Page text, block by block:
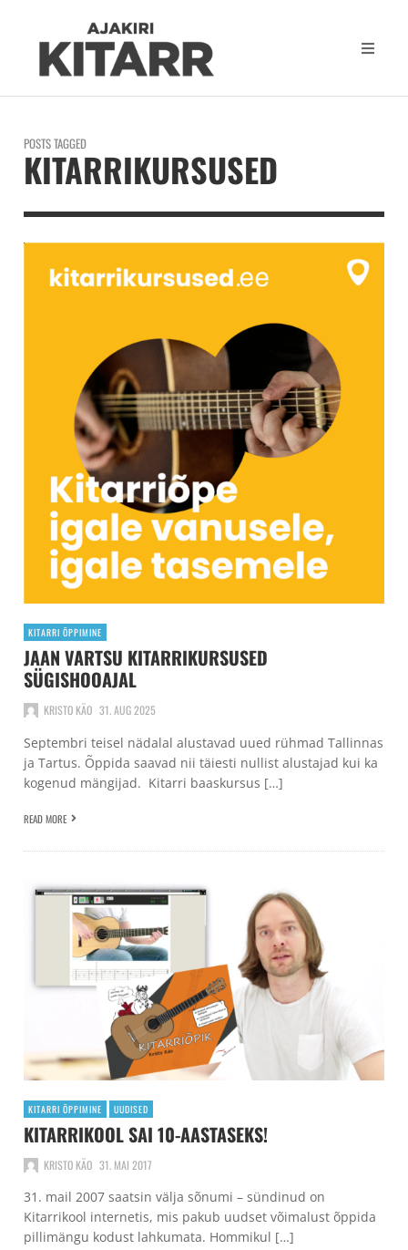
POSTS TAGGED
KITARRIKURSUSED
KITARRI ÕPPIMINE
JAAN VARTSU KITARRIKURSUSED
SÜGISHOOAJAL
KRISTO KÄO 31. AUG 2025
Septembri teisel nädalal alustavad uued rühmad Tallinnas
ja Tartus. Õppida saavad nii täiesti nullist alustajad kui ka
kogenud mängijad. Kitarri baaskursus […]
READ MORE
KITARRI ÕPPIMINE UUDISED
KITARRIKOOL SAI 10-AASTASEKS!
KRISTO KÄO 31. MAI 2017
31. mail 2007 saatsin välja sõnumi – sündinud on
Kitarrikool internetis, mis pakub uudset võimalust õppida
pillimängu kodust lahkumata. Hommikul […]